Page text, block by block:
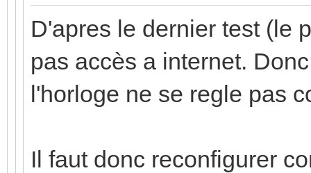
D'apres le dernier test (le
pas accès a internet.
l'horloge ne se regle pas
Il faut donc reconfigurer